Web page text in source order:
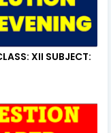
XII SUBJECT: